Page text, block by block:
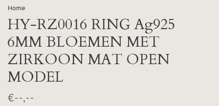
Home
HY-RZ0016 RING Ag925
6MM BLOEMEN MET
ZIRKOON MAT OPEN
MODEL
€--,--